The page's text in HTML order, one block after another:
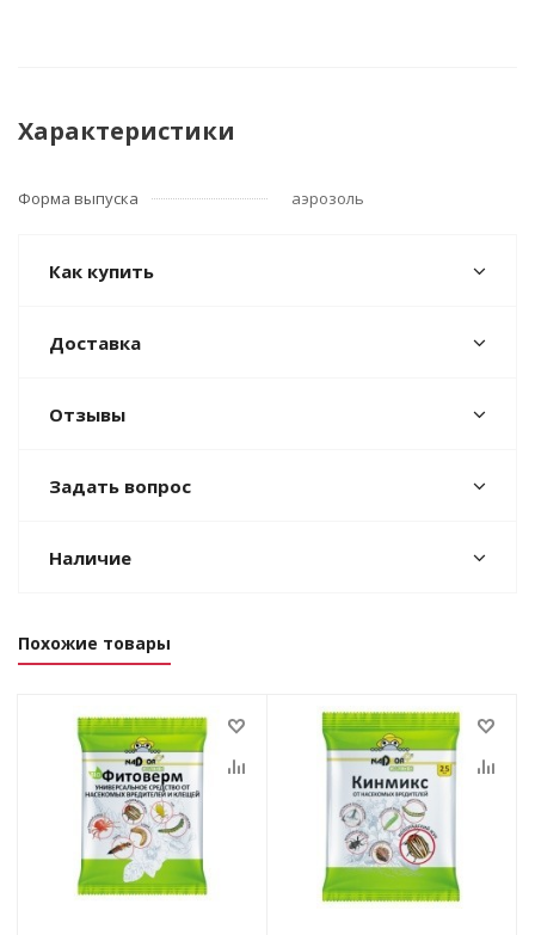
Характеристики
Форма выпуска аэрозоль
Как купить
Доставка
Отзывы
Задать вопрос
Наличие
Похожие товары